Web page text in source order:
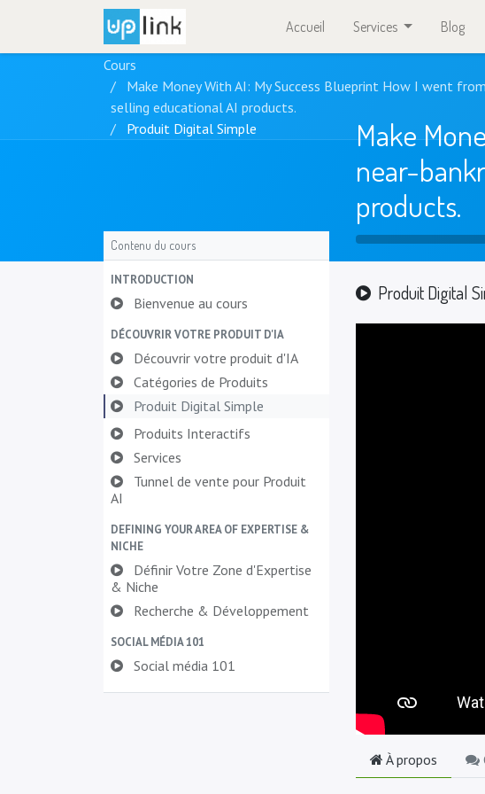
Accueil Services Blog
Cours
Make Money With AI: My Success Blueprint How I went
selling educational AI products.
Produit Digital Simple
Make
near-
products.
Contenu du cours
INTRODUCTION
Bienvenue au cours
DÉCOUVRIR VOTRE PRODUIT D'IA
Découvrir votre produit d'IA
Catégories de Produits
Produit Digital Simple
Produits Interactifs
Services
Tunnel de vente pour Produit
AI
DEFINING YOUR AREA OF EXPERTISE &
NICHE
Définir Votre Zone d'Expertise
& Niche
Recherche & Développement
SOCIAL MÉDIA 101
Social média 101
Produit Digital
À propos